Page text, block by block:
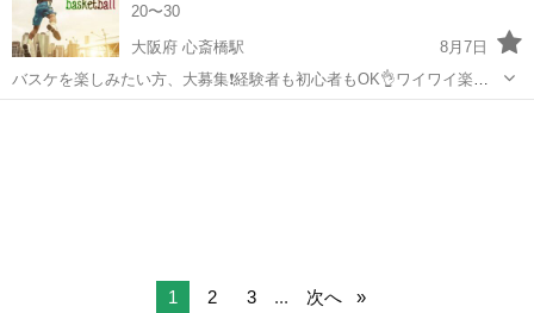
20〜30
大阪府 心斎橋駅
8月7日
バスケを楽しみたい方、大募集❗️経験者も初心者もOK👌ワイワイ楽し
く、みんなで汗を流しましょう❗️明るく楽しいイベントを開催中
1 2 3 ... 次へ